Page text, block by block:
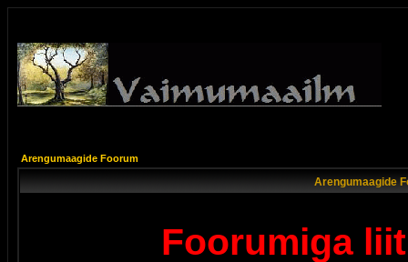
Arengumaagide Foorum
Arengumaagide
Foorumiga